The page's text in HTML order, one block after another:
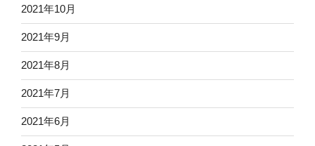
2021年10月
2021年9月
2021年8月
2021年7月
2021年6月